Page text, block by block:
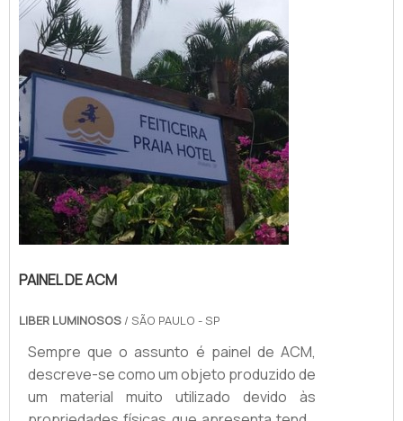
PRODUTO GARANTE DIVERSAS
APLICAÇÕESSendo assim, os toldos
podem se tornar ótimas alternativas para
pessoa...
PAINEL DE ACM
LIBER LUMINOSOS / SÃO PAULO - SP
Sempre que o assunto é painel de ACM,
descreve-se como um objeto produzido de
um material muito utilizado devido às